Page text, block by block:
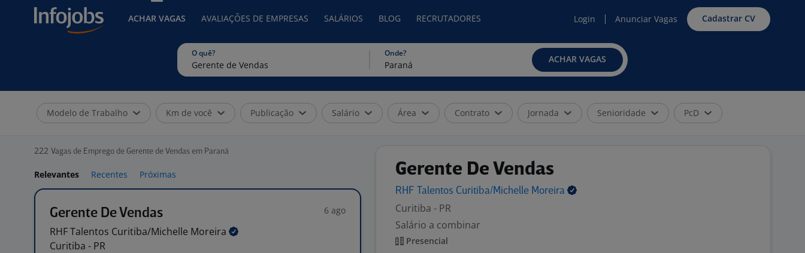
ACHAR VAGAS AVALIAÇÕES DE EMPRESAS SALÁRIOS BLOG RECRUTADORES Login Anunciar Vagas Cadastrar CV
O quê? Onde?
ACHAR VAGAS
Modelo de Trabalho Km de você Publicação Salário Área Contrato Jornada Senioridade PcD
222 Vagas de Emprego de Gerente de Vendas em Paraná
Relevantes Recentes Próximas
Gerente De Vendas 6 ago
RHF Talentos Curitiba/Michelle Moreira
Curitiba - PR
Gerente De Vendas
RHF Talentos Curitiba/Michelle Moreira
Curitiba - PR
Salário a combinar
Presencial